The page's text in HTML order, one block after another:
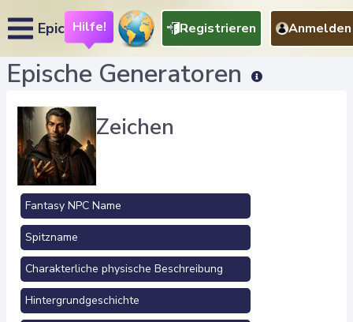
Epic Hilfe! Registrieren Anmelden
Epische Generatoren
Zeichen
Fantasy NPC Name
Spitzname
Charakterliche physische Beschreibung
Hintergrundgeschichte